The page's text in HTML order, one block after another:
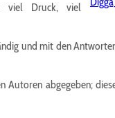
viel Druck, viel
und mit den
Autoren abgegeben;